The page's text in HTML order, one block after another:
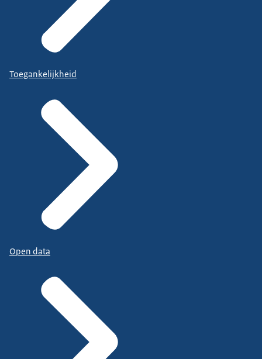
Toegankelijkheid
Open data